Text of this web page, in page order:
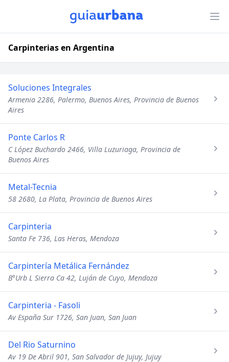
Carpinterias en Argentina
Soluciones Integrales
Armenia 2286, Palermo, Buenos Aires, Provincia de Buenos
Aires
Ponte Carlos R
C López Buchardo 2466, Villa Luzuriaga, Provincia de
Buenos Aires
Metal-Tecnia
58 2680, La Plata, Provincia de Buenos Aires
Carpinteria
Santa Fe 736, Las Heras, Mendoza
Carpintería Metálica Fernández
B°Urb L Sierra Ca 42, Luján de Cuyo, Mendoza
Carpinteria - Fasoli
Av España Sur 1726, San Juan, San Juan
Del Rio Saturnino
Av 19 De Abril 901, San Salvador de Jujuy, Jujuy